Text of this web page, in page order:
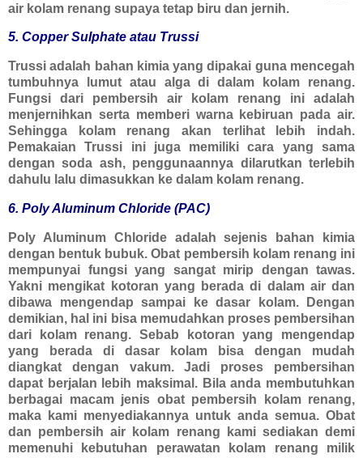
air kolam renang supaya tetap biru dan jernih.
5. Copper Sulphate atau Trussi
Trussi adalah bahan kimia yang dipakai guna mencegah
tumbuhnya lumut atau alga di dalam kolam renang.
Fungsi dari pembersih air kolam renang ini adalah
menjernihkan serta memberi warna kebiruan pada air.
Sehingga kolam renang akan terlihat lebih indah.
Pemakaian Trussi ini juga memiliki cara yang sama
dengan soda ash, penggunaannya dilarutkan terlebih
dahulu lalu dimasukkan ke dalam kolam renang.
6. Poly Aluminum Chloride (PAC)
Poly Aluminum Chloride adalah sejenis bahan kimia
dengan bentuk bubuk. Obat pembersih kolam renang ini
mempunyai fungsi yang sangat mirip dengan tawas.
Yakni mengikat kotoran yang berada di dalam air dan
dibawa mengendap sampai ke dasar kolam. Dengan
demikian, hal ini bisa memudahkan proses pembersihan
dari kolam renang. Sebab kotoran yang mengendap
yang berada di dasar kolam bisa dengan mudah
diangkat dengan vakum. Jadi proses pembersihan
dapat berjalan lebih maksimal. Bila anda membutuhkan
berbagai macam jenis obat pembersih kolam renang,
maka kami menyediakannya untuk anda semua. Obat
dan pembersih air kolam renang kami sediakan demi
memenuhi kebutuhan perawatan kolam renang milik